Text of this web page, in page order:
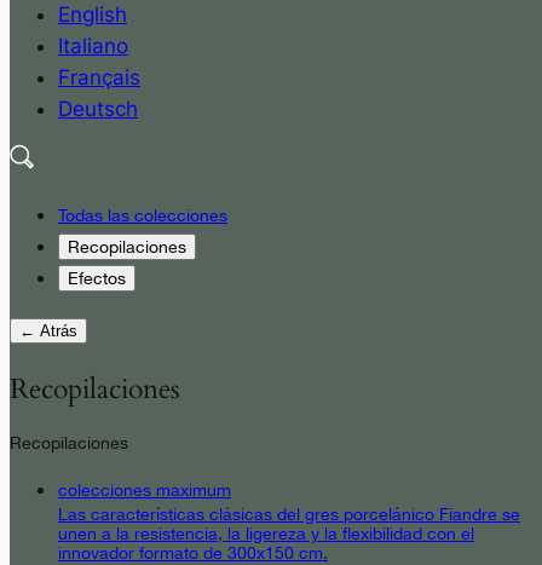
English
Italiano
Français
Deutsch
Todas las colecciones
Recopilaciones
Efectos
← Atrás
Recopilaciones
Recopilaciones
colecciones maximum
Las características clásicas del gres porcelánico Fiandre se
unen a la resistencia, la ligereza y la flexibilidad con el
innovador formato de 300x150 cm.